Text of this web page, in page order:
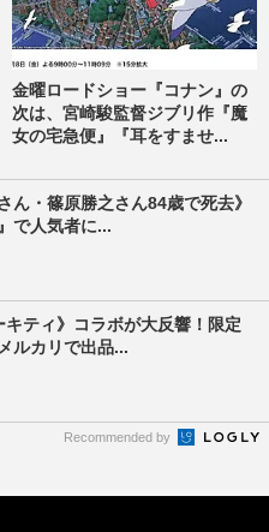
金曜ロードショー『コナン』の
次は、宮崎駿監督ジブリ作『魔
女の宅急便』『耳をすませ...
ん・篠原勝之さん84歳で死去》
で人気者に...
キティ》コラボが大反響！限定
ルカリで出品...
Recommended by